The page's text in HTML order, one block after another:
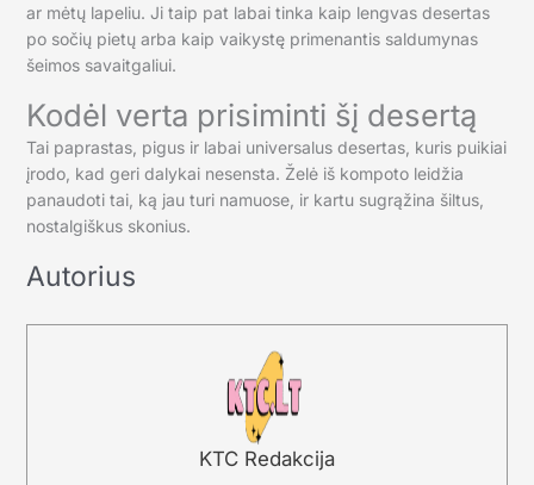
ar mėtų lapeliu. Ji taip pat labai tinka kaip lengvas desertas
po sočių pietų arba kaip vaikystę primenantis saldumynas
šeimos savaitgaliui.
Kodėl verta prisiminti šį desertą
Tai paprastas, pigus ir labai universalus desertas, kuris puikiai
įrodo, kad geri dalykai nesensta. Želė iš kompoto leidžia
panaudoti tai, ką jau turi namuose, ir kartu sugrąžina šiltus,
nostalgiškus skonius.
Autorius
KTC Redakcija